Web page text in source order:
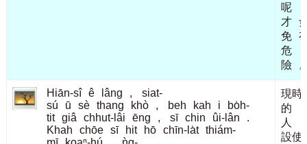
呢
才
免
危
險
Hiān-sî ê lâng ,
siat-
sú
ū sè thang khò , beh kah i
bo̍h-
tit giâ chhut-lâi ēng , sī chin ûi-lân
.
Khah
chōe sī hit hō chīn-la̍t thiám-
現時
的
人
設使